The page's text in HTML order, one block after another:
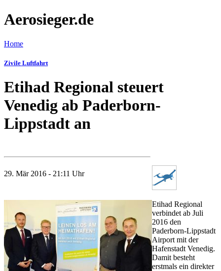
Aerosieger.de
Home
Zivile Luftfahrt
Etihad Regional steuert
Venedig ab Paderborn-
Lippstadt an
29. Mär 2016 - 21:11 Uhr
Etihad Regional
verbindet ab Juli
2016 den
Paderborn-Lippstadt
Airport mit der
Hafenstadt Venedig.
Damit besteht
erstmals ein direkter